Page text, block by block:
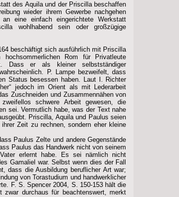
des Aquila und der Priscilla beschaffen
wieder ihrem Gewerbe nachgehen
eine einfach eingerichtete Werkstatt
wohlhabend sein oder großzügige
beschäftigt sich ausführlich mit Priscilla
Rom für Privatleute
Dass er als kleiner selbstständiger
P. Lampe bezweifelt, dass
Status besessen haben. Laut I. Richter
jedoch im Orient als mit Lederarbeit
Zuschneiden und Zusammennähen von
schwere Arbeit gewesen, die
sei. Vermutlich habe, was der Text nahe
Priscilla, Aquila und Paulus seien
Zeit zu rechnen, sondern eher kleine
Paulus Zelte und andere Gegenstände
Paulus das Handwerk nicht von seinem
erlernt habe. Es sei nämlich nicht
Gamaliel war. Selbst wenn dies der Fall
dass die Ausbildung beruflicher Art war;
von Torastudium und handwerklicher
F. S. Spencer 2004, S. 150-153 hält die
durchaus für beachtenswert, merkt